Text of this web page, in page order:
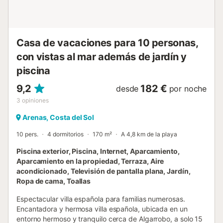
Casa de vacaciones para 10 personas,
con vistas al mar además de jardín y
piscina
9,2
3 opiniones
desde 182 € por noche
Arenas, Costa del Sol
10 pers. 4 dormitorios 170 m² A 4,8 km de la playa
Piscina exterior, Piscina, Internet, Aparcamiento,
Aparcamiento en la propiedad, Terraza, Aire
acondicionado, Televisión de pantalla plana, Jardín,
Ropa de cama, Toallas
Espectacular villa española para familias numerosas.
Encantadora y hermosa villa española, ubicada en un
entorno hermoso y tranquilo cerca de Algarrobo, a solo 15